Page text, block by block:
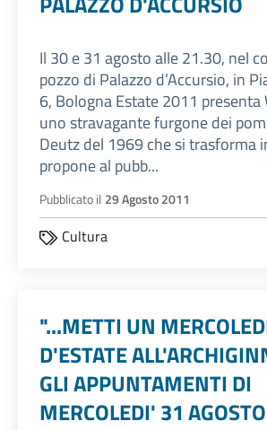
Il 30 e 31 agosto alle 21.30, nel
pozzo di Palazzo d’Accursio, in
6, Bologna Estate 2011
uno stravagante furgone dei
Deutz del 1969 che si trasforma
propone al pubb...
Pubblicato il 29 Agosto 2011
Cultura
"...METTI UN
D'ESTATE
GLI APPUNTAMENTI DI
MERCOLEDI' 31 AGOSTO